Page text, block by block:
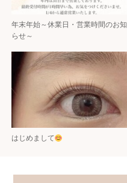
年末年始～休業日・営業時間のお知
らせ～
はじめまして